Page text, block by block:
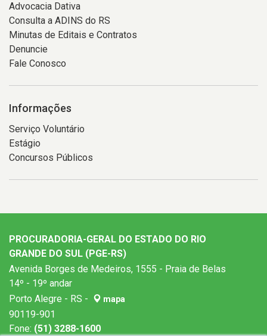
Advocacia Dativa
Consulta a ADINS do RS
Minutas de Editais e Contratos
Denuncie
Fale Conosco
Informações
Serviço Voluntário
Estágio
Concursos Públicos
PROCURADORIA-GERAL DO ESTADO DO RIO
GRANDE DO SUL (PGE-RS)
Avenida Borges de Medeiros, 1555 - Praia de Belas
14º - 19º andar
Porto Alegre - RS -
mapa
90119-901
Fone: (51) 3288-1600